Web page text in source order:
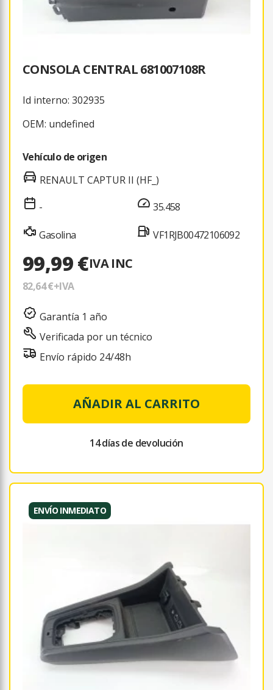
CONSOLA CENTRAL 681007108R
Id interno: 302935
OEM: undefined
Vehículo de origen
RENAULT CAPTUR II (HF_)
-
Gasolina
35.458
VF1RJB00472106092
99,99 €IVA INC
82,64 €+IVA
Garantía 1 año
Verificada por un técnico
Envío rápido 24/48h
AÑADIR AL CARRITO
14 días de devolución
ENVÍO INMEDIATO